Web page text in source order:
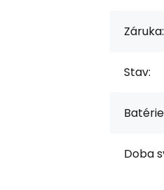
Záruka:
Stav:
Doba